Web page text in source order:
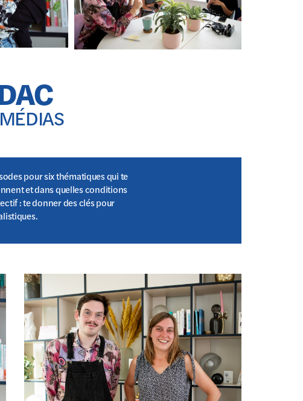
pour six thématiques qui te
et dans quelles conditions
: te donner des clés pour